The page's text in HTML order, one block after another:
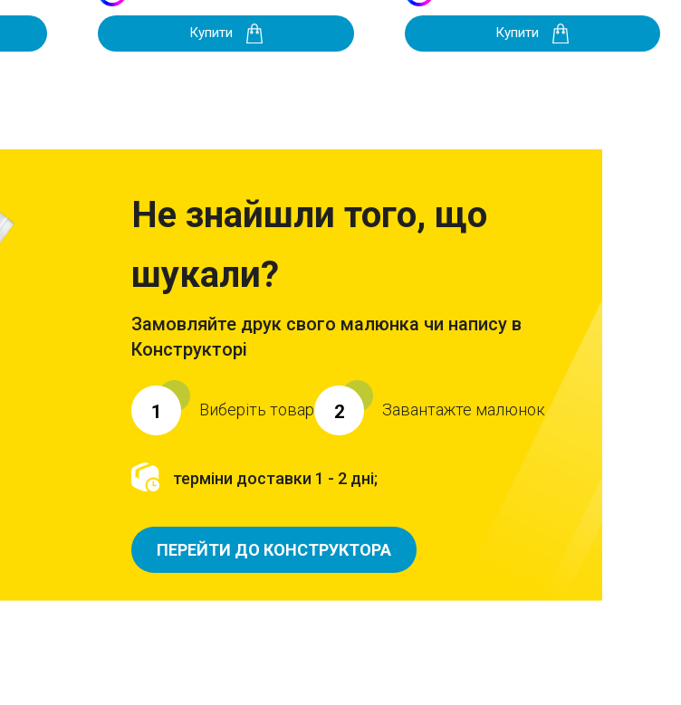
Купити Купити
Не знайшли того, що
шукали?
Замовляйте друк свого малюнка чи напису в
Конструкторі
1 Виберіть товар 2 Завантажте малюнок
терміни доставки 1 - 2 дні;
ПЕРЕЙТИ ДО КОНСТРУКТОРА